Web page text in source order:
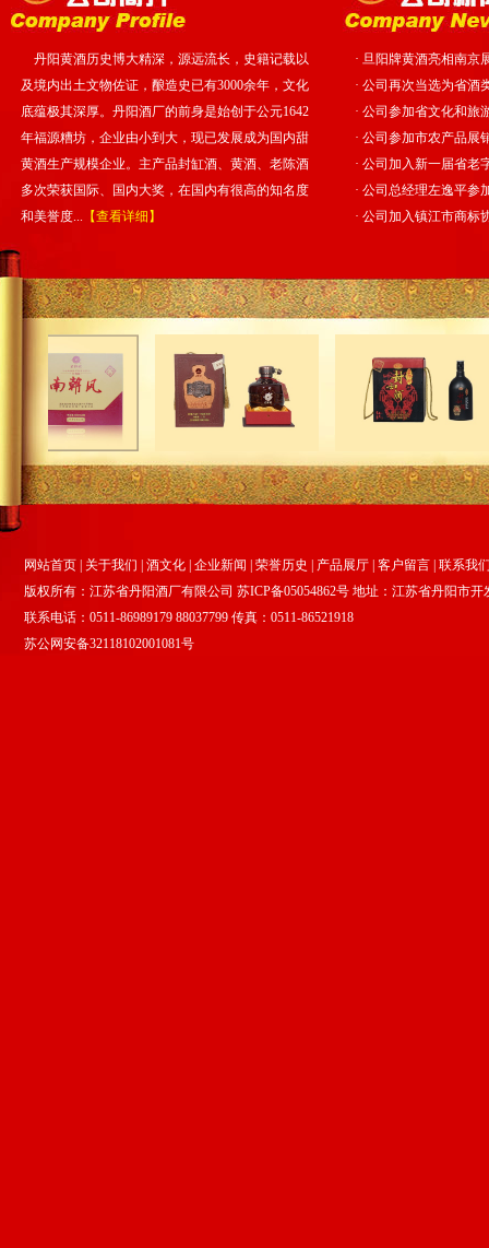
丹阳黄酒历史博大精深，源远流长，史籍记载以
及境内出土文物佐证，酿造史已有3000余年，文化
底蕴极其深厚。丹阳酒厂的前身是始创于公元1642
年福源糟坊，企业由小到大，现已发展成为国内甜
黄酒生产规模企业。主产品封缸酒、黄酒、老陈酒
多次荣获国际、国内大奖，在国内有很高的知名度
和美誉度... 【查看详细】
· 旦阳牌黄酒亮相南京
· 公司再次当选为省酒
· 公司参加省文化和旅
· 公司参加市农产品展
· 公司加入新一届省老
· 公司总经理左逸平参
· 公司加入镇江市商标
网站首页 关于我们 酒文化 企业新闻 荣誉历史 产品展厅 客户留言 联系我
版权所有：江苏省丹阳酒厂有限公司 苏ICP备05054862号 地址：江苏省丹阳市开
联系电话：0511-86989179 88037799 传真：0511-86521918
苏公网安备32118102001081号